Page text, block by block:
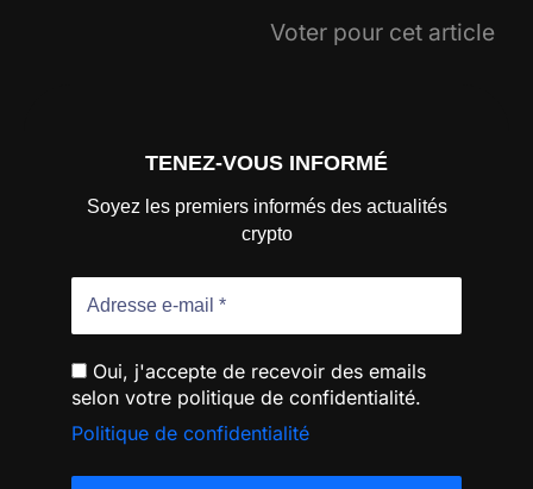
Voter pour cet article
TENEZ-VOUS INFORMÉ
Soyez les premiers informés des actualités
crypto
Oui, j'accepte de recevoir des emails
selon votre politique de confidentialité.
Politique de confidentialité